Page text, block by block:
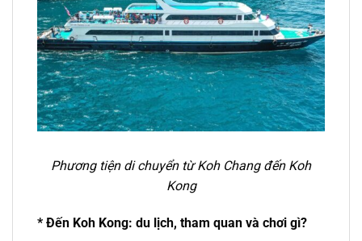
Phương tiện di chuyển từ Koh Chang đến Koh
Kong
* Đến Koh Kong: du lịch, tham quan và chơi gì?